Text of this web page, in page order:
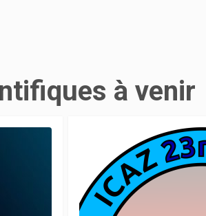
à venir